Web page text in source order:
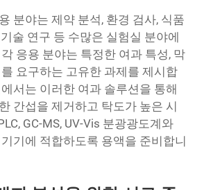
분야는 제약 분석, 환경 검사, 식품
술 연구 등 수많은 실험실 분야에
응용 분야는 특정한 여과 특성, 막
요구하는 고유한 과제를 제시합
서는 이러한 여과 솔루션을 통해
간섭을 제거하고 탁도가 높은 시
GC-MS, UV-Vis 분광광도계와
기에 적합하도록 용액을 준비합니